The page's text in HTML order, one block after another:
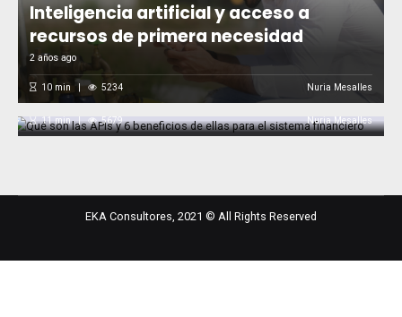
Inteligencia artificial y acceso a
recursos de primera necesidad
2 años ago
10min 5234 Nuria Mesalles
Qué son las APIs y 6 beneficios de ellas
para el sistema financiero
2 años ago
11min 5679 Nuria Mesalles
EKA Consultores, 2021 © All Rights Reserved